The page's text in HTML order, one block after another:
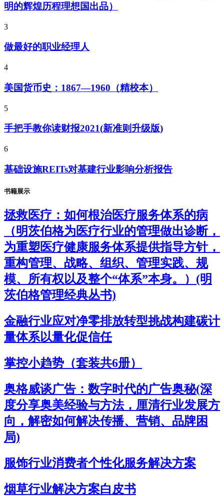
明的辉煌历程理想国出品）
3
做最好的职业经理人
4
美国货币史：1867—1960（精校本）
5
手把手教你读财报2021(新准则升级版)
6
基础设施REITs对基建行业影响分析报告
书籍展示
拯救医疗：如何根治医疗服务体系的病
（明茨伯格为医疗行业的管理做出诊断，
为重塑医疗健康服务体系提供指导方针，
重构管理、战略、组织、管理实践、规
模、所有权以及整个“体系”本身。）(明
茨伯格管理经典丛书)
金融行业应对净零排放转型挑战构建碳计
量体系以量化促信任
掌控小趋势（套装共6册）
奥格威谈广告：数字时代的广告奥秘(深
度分享奥美经验与方法，厘清行业发展方
向，解密如何解决传播、营销、品牌困
局)
服饰行业消费者个性化服务解决方案
烟草行业解决方案白皮书